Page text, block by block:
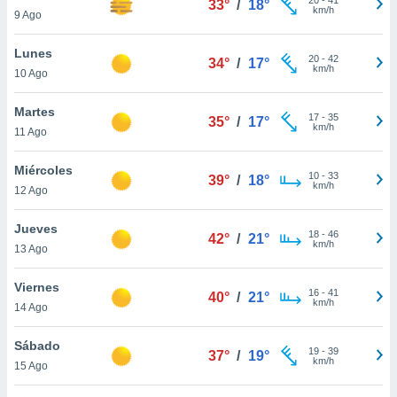
más
nuestra
y
de
disponible
cookies
aceptar
9 Ago
33° / 18°
km/h
Lunes
10 Ago
34° / 17° 20- 42
km/h
Martes
11 Ago
35° / 17° 17- 35
km/h
Miércoles
12 Ago
39° / 18° 10- 33
km/h
Jueves
13 Ago
42° / 21° 18- 46
km/h
Viernes
14 Ago
40° / 21° 16- 41
km/h
Sábado
15 Ago
37° / 19° 19- 39
km/h